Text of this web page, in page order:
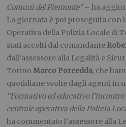
Comuni del Piemonte”– ha
La giornata è poi proseguita con
Operativa della Polizia Locale di
stati accolti dal comandante
dall’assessore alla Legalità e
TorinoMarco Porcedda, che
quotidiane svolte dagli agenti in
“Formativo ed educativo
centrale operativa della Polizia
ha commentato l’assessore alla